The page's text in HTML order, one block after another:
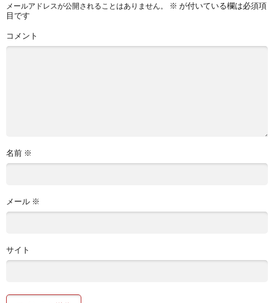
メールアドレスが公開されることはありません。 ※ が付いている欄は必須項
目です
コメント
名前 ※
メール ※
サイト